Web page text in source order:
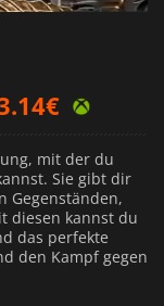
€
4.36€
mit der du
Sie gibt dir
Gegenständen,
diesen kannst du
das perfekte
den Kampf gegen